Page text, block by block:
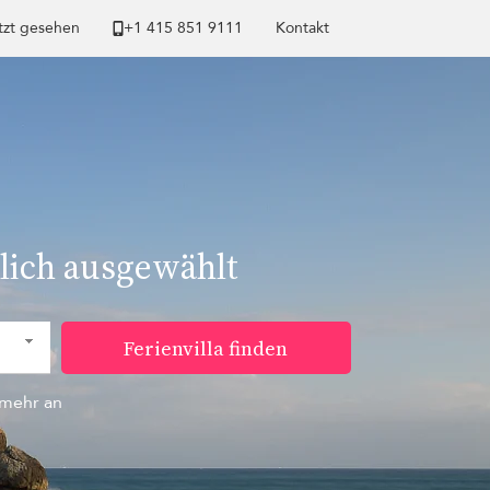
gesehen +1 ​415 851 9111 Kontakt
ausgewählt
Ferienvilla finden
an